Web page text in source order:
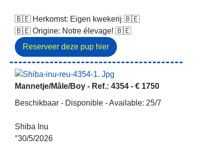
🇧🇪 Herkomst: Eigen kwekerij 🇧🇪
🇧🇪 Origine: Notre élevage! 🇧🇪
Mannetje/Mâle/Boy - Ref.: 4354 - € 1750
Beschikbaar - Disponible - Available: 25/7
Shiba Inu
°30/5/2026